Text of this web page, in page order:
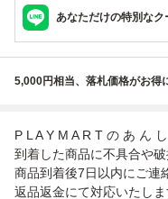
あなただけの特別な
5,000円相当、落札価格がお得
P L A Y M A R T の あ ん
到着した商品に不具合や
商品到着後7日以内にご連
返品返金にて対応いたしま